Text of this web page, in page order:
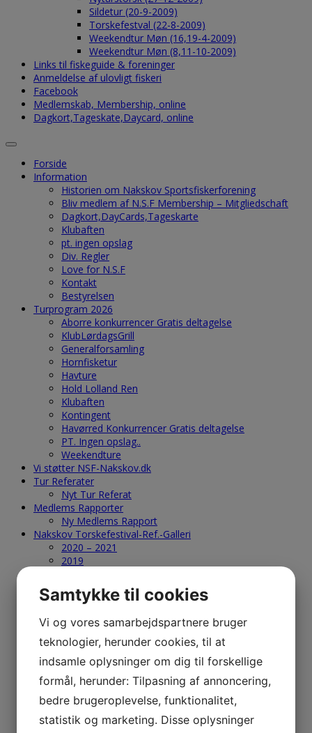
Sildetur (20-9-2009)
Torskefestval (22-8-2009)
Weekendtur Møn (16,19-4-2009)
Weekendtur Møn (8,11-10-2009)
Links til fiskeguide & foreninger
Anmeldelse af ulovligt fiskeri
Facebook
Medlemskab, Membership, online
Dagkort,Tageskate,Daycard, online
Forside
Information
Historien om Nakskov Sportsfiskerforening
Bliv medlem af N.S.F Membership – Mitgliedschaft
Dagkort,DayCards,Tageskarte
Klubaften
pt. ingen opslag
Div. Regler
Love for N.S.F
Kontakt
Bestyrelsen
Turprogram 2026
Aborre konkurrencer Gratis deltagelse
KlubLørdagsGrill
Generalforsamling
Hornfisketur
Havture
Hold Lolland Ren
Klubaften
Kontingent
Havørred Konkurrencer Gratis deltagelse
PT. Ingen opslag..
Weekendture
Vi støtter NSF-Nakskov.dk
Tur Referater
Nyt Tur Referat
Medlems Rapporter
Ny Medlems Rapport
Nakskov Torskefestival-Ref.-Galleri
2020 – 2021
2019
2017
2016
2014
2013
2012
2011
2010
2009
2008
2007
Samtykke til cookies
Vi og vores samarbejdspartnere bruger
teknologier, herunder cookies, til at
indsamle oplysninger om dig til forskellige
formål, herunder: Tilpasning af annoncering,
bedre brugeroplevelse, funktionalitet,
statistik og marketing. Disse oplysninger